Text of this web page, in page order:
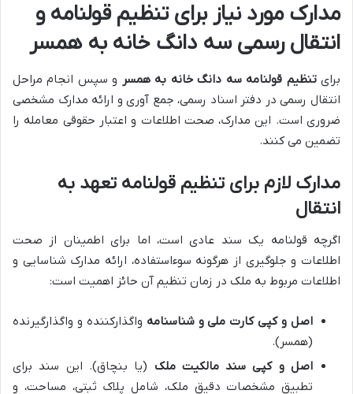
مدارک مورد نیاز برای تنظیم قولنامه و
انتقال رسمی سه دانگ خانه به همسر
برایتنظیم قولنامه سه دانگ خانه به همسر و سپس انجام مراحل
انتقال رسمی در دفتر اسناد رسمی، جمع آوری و ارائه مدارک مشخصی
ضروری است. این مدارک، صحت اطلاعات و اعتبار حقوقی معامله را
تضمین می کنند.
مدارک لازم برای تنظیم قولنامه تعهد به
انتقال
اگرچه قولنامه یک سند عادی است، اما برای اطمینان از صحت
اطلاعات و جلوگیری از هرگونه سوءاستفاده، ارائه مدارک شناسایی و
اطلاعات مربوط به ملک در زمان تنظیم آن حائز اهمیت است:
اصل و کپی کارت ملی و شناسنامه واگذارکننده و واگذارگیرنده
(همسر).
اصل و کپی سند مالکیت ملک (یا بنچاق). این سند برای
تطبیق مشخصات دقیق ملک، شامل پلاک ثبتی، مساحت، و